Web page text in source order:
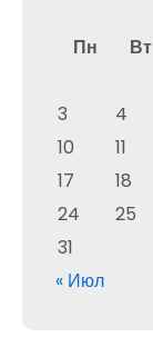
Пн
Вт
3
4
10
11
17
18
24
25
31
« Июл